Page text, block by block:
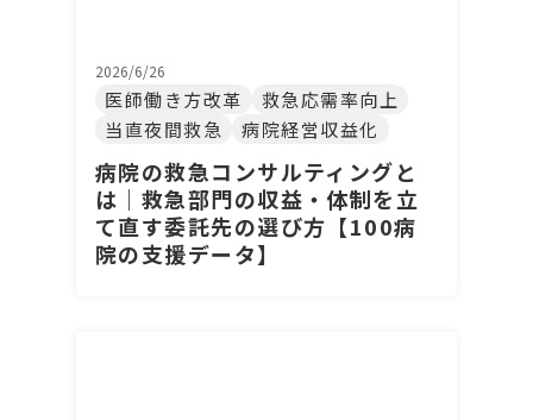
2026/6/26
医師働き方改革
救急応需率向上
当直夜間救急
病院経営収益化
病院の救急コンサルティングと
は｜救急部門の収益・体制を立
て直す委託先の選び方【100病
院の支援データ】